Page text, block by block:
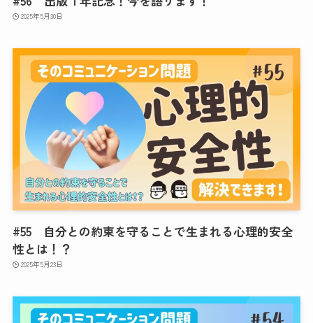
2025年5月30日
#55 自分との約束を守ることで生まれる心理的安全
性とは！？
2025年5月23日